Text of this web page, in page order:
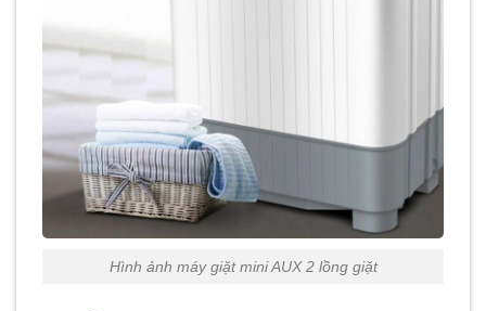
Hình ảnh máy giặt mini AUX 2 lồng giặt